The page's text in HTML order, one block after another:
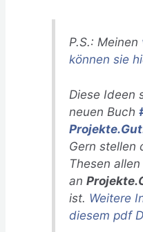
P.S.: Meinen
können sie
Diese Ideen
neuen Buch
Gern stellen
Thesen
an
ist. Weitere
diesem pdf